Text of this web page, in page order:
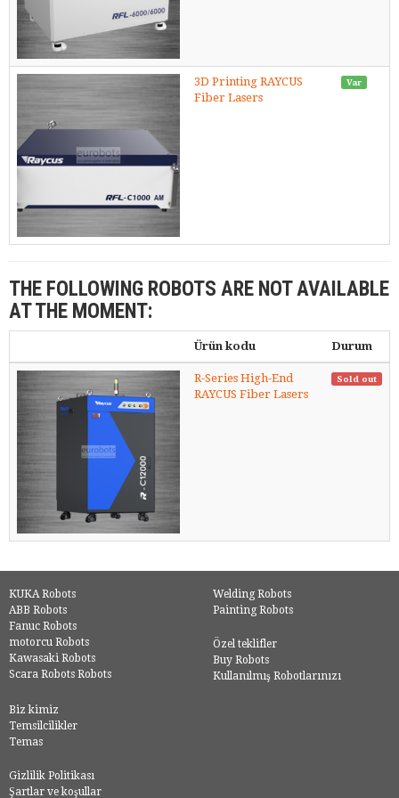
3D Printing RAYCUS
Fiber Lasers
Var
THE FOLLOWING ROBOTS ARE NOT AVAILABLE
AT THE MOMENT:
Ürün kodu Durum
R-Series High-End
RAYCUS Fiber Lasers
Sold out
KUKA Robots
ABB Robots
Fanuc Robots
motorcu Robots
Kawasaki Robots
Scara Robots Robots
Welding Robots
Painting Robots
Özel teklifler
Buy Robots
Kullanılmış Robotlarınızı
Biz kimiz
Temsilcilikler
Temas
Gizlilik Politikası
Şartlar ve koşullar